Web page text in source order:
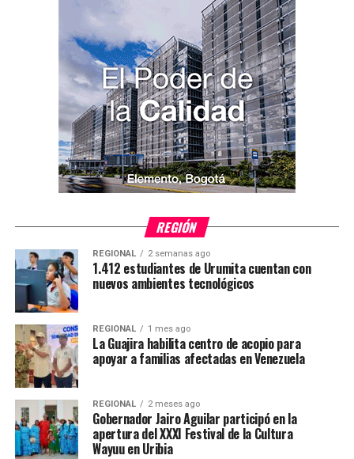
REGIÓN
REGIONAL 2 semanas ago
1.412 estudiantes de Urumita cuentan con
nuevos ambientes tecnológicos
REGIONAL 1 mes ago
La Guajira habilita centro de acopio para
apoyar a familias afectadas en Venezuela
REGIONAL 2 meses ago
Gobernador Jairo Aguilar participó en la
apertura del XXXI Festival de la Cultura
Wayuu en Uribia